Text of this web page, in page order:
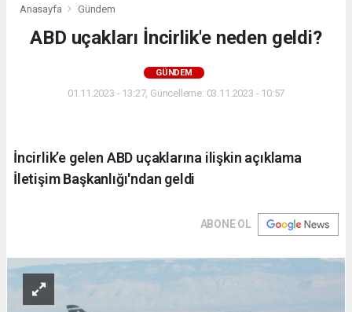
Anasayfa Gündem
ABD uçakları İncirlik'e neden geldi?
GÜNDEM
01.11.2023 - 13:27, Güncelleme: 03.11.2023 - 10:57
İncirlik’e gelen ABD uçaklarına ilişkin açıklama
İletişim Başkanlığı'ndan geldi
ABONE OL